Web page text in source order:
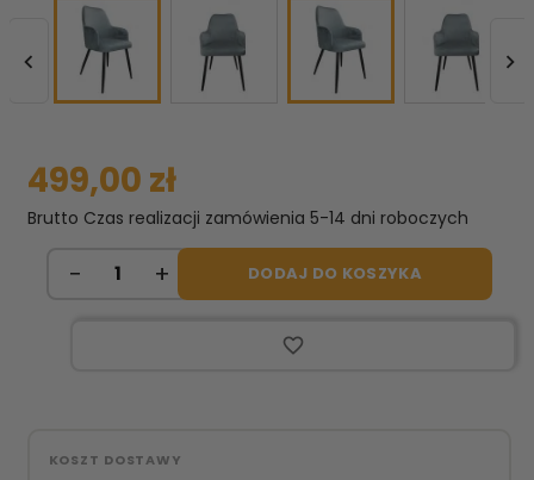
 
499,00 zł
Brutto Czas realizacji zamówienia 5-14 dni roboczych
DODAJ DO KOSZYKA
favorite_border
KOSZT DOSTAWY